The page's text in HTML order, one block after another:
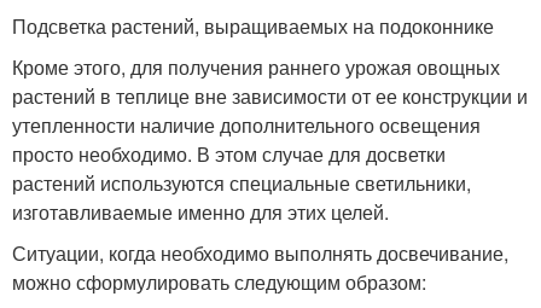
Подсветка растений, выращиваемых на подоконнике
Кроме этого, для получения раннего урожая овощных
растений в теплице вне зависимости от ее конструкции и
утепленности наличие дополнительного освещения
просто необходимо. В этом случае для досветки
растений используются специальные светильники,
изготавливаемые именно для этих целей.
Ситуации, когда необходимо выполнять досвечивание,
можно сформулировать следующим образом: